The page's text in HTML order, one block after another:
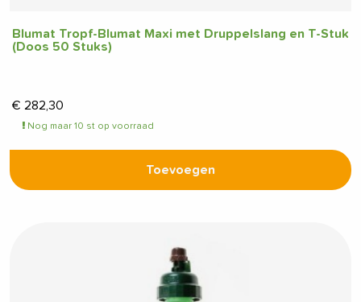
Blumat Tropf-Blumat Maxi met Druppelslang en T-Stuk
(Doos 50 Stuks)
€ 282,30
Nog maar 10 st op voorraad
Toevoegen